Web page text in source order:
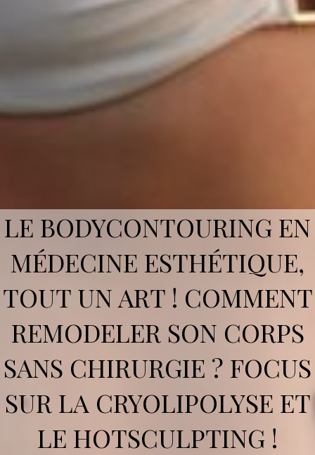
LE BODYCONTOURING EN
MÉDECINE ESTHÉTIQUE,
TOUT UN ART ! COMMENT
REMODELER SON CORPS
SANS CHIRURGIE ? FOCUS
SUR LA CRYOLIPOLYSE ET
LE HOTSCULPTING !